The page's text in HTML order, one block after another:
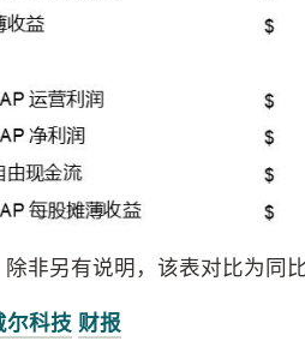
除非另有说明，该表对比为同
尔科技 财报